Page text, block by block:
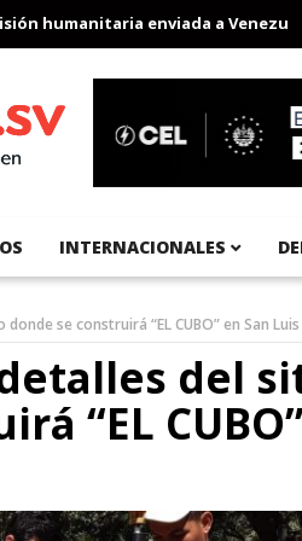
enviada a Venezuela
INTERNACIONALES
se construirá “EL CUBO” en San
del
“EL